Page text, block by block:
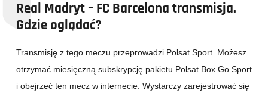
Real Madryt – FC Barcelona transmisja.
Gdzie oglądać?
Transmisję z tego meczu przeprowadzi Polsat Sport. Możesz
otrzymać miesięczną subskrypcję pakietu Polsat Box Go Sport
i obejrzeć ten mecz w internecie. Wystarczy zarejestrować się